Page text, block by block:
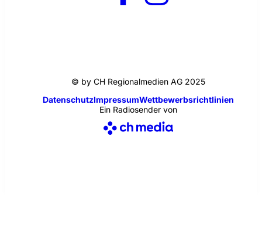
© by CH Regionalmedien AG 2025
DatenschutzImpressumWettbewerbsrichtlinien
Ein Radiosender von